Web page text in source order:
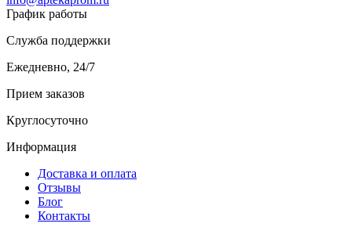
График работы
Служба поддержки
Ежедневно, 24/7
Прием заказов
Круглосуточно
Информация
Доставка и оплата
Отзывы
Блог
Контакты